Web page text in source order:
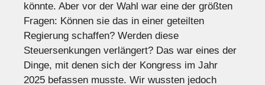
könnte. Aber vor der Wahl war eine der größten
Fragen: Können sie das in einer geteilten
Regierung schaffen? Werden diese
Steuersenkungen verlängert? Das war eines der
Dinge, mit denen sich der Kongress im Jahr
2025 befassen musste. Wir wussten jedoch